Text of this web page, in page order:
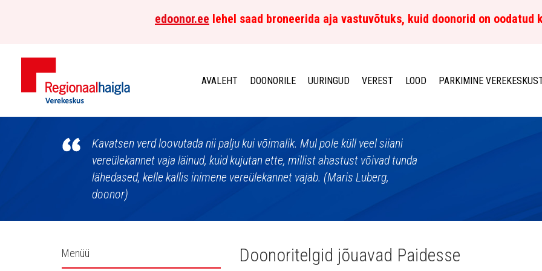
edoonor.ee lehel saad broneerida aja vastuvõtuks, kuid doonorid on oodatud
Põhja-
Eesti
Regionaalhaigla
Verekeskus
AVALEHT DOONORILE UURINGUD VEREST LOOD PARKIMINE
Kavatsen verd loovutada nii palju kui võimalik. Mul pole küll veel siiani
vereülekannet vaja läinud, kuid kujutan ette, millist ahastust võivad tunda
lähedased, kelle kallis inimene vereülekannet vajab. (Maris Luberg,
doonor)
Külgpaani
Menüü Doonoritelgid jõuavad Paidesse